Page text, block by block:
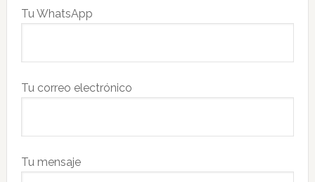
Tu WhatsApp
Tu correo electrónico
Tu mensaje